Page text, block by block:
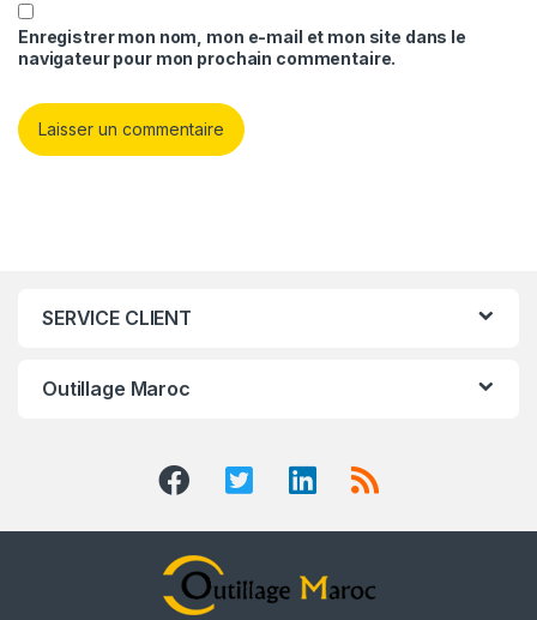
Enregistrer mon nom, mon e-mail et mon site dans le
navigateur pour mon prochain commentaire.
SERVICE CLIENT
Outillage Maroc